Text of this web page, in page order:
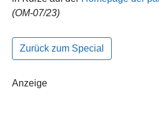
(OM-07/23)
Zurück zum Special
Anzeige